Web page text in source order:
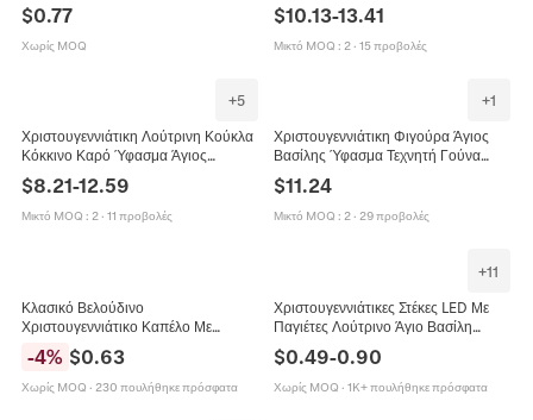
Χιονάνθρωπος Τάρανδος
Τσιμπιδάκια Μαλλιών Για Κορίτσια
$0.77
Χωρίς MOQ
Χιονάνθρωπος Τάρανδος Φιγούρα
Ύφασμα Τηλεσκοπικό Πόδι
Διακόσμηση Δώρο
$10.13-13.41
Μικτό MOQ : 2· 15 προβολές
+5
Χριστουγεννιάτικη Λούτρινη Κούκλα
Κόκκινο Καρό Ύφασμα Άγιος
Βασίλης Χιονάνθρωπος Τάρανδος
Τηλεσκοπικά Πόδια Διακόσμηση
Σπιτιού
$8.21-12.59
Μικτό MOQ : 2· 11 προβολές
+1
Χριστουγεννιάτικη Φιγούρα Άγιος
Βασίλης Ύφασμα Τεχνητή Γούνα
Διακόσμηση Όρθια Κούκλα Με
Τσάντα Δώρου Φανάρι Στολίδι
$11.24
Μικτό MOQ : 2· 29 προβολές
Κλασικό Βελούδινο
Χριστουγεννιάτικο Καπέλο Με
Γιορτινό Κόκκινο Καπέλο Άγιος
Βασίλης Χιονάνθρωπος
-4% $0.63
Χωρίς MOQ · 230 πουλήθηκε πρόσφατα
+11
Χριστουγεννιάτικες Στέκες LED Με
Παγιέτες Λούτρινο Άγιο Βασίλη
Αξεσουάρ Μαλλιών Γιορτινά
$0.49-0.90
Χωρίς MOQ · 1K+ πουλήθηκε πρόσφατα